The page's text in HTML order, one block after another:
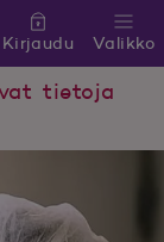
Valikko
Kirjaudu
tietoja